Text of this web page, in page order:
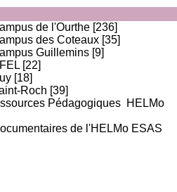
de l'Ourthe [236]
des Coteaux [35]
Guillemins [9]
[22]
[18]
Roch [39]
Pédagogiques HELMo
de l'HELMo ESAS